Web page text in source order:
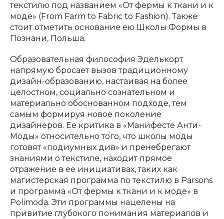
текстилю под названием «От фермы к ткани и к
моде» (From Farm to Fabric to Fashion). Также
стоит отметить основание ею Школы Формы в
Познани, Польша.
Образовательная философия Эделькорт
напрямую бросает вызов традиционному
дизайн-образованию, настаивая на более
целостном, социально сознательном и
материально обоснованном подходе, тем
самым формируя новое поколение
дизайнеров. Ее критика в «Манифесте Анти-
Моды» относительно того, что школы моды
готовят «подиумных див» и пренебрегают
знаниями о текстиле, находит прямое
отражение в ее инициативах, таких как
магистерская программа по текстилю в Parsons
и программа «От фермы к ткани и к моде» в
Polimoda. Эти программы нацелены на
привитие глубокого понимания материалов и